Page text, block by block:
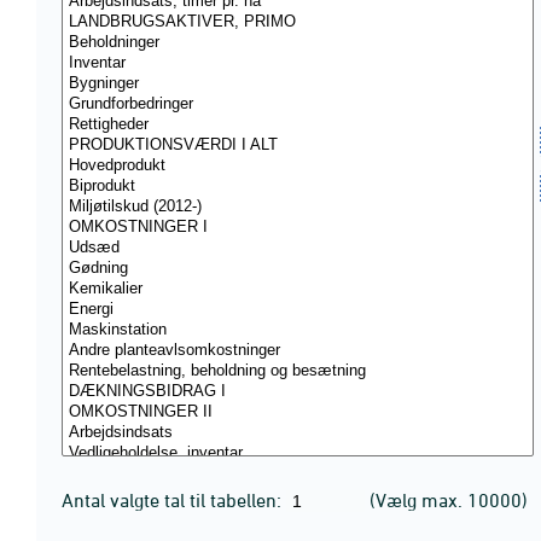
Antal valgte tal til tabellen: (Vælg max. 10000)